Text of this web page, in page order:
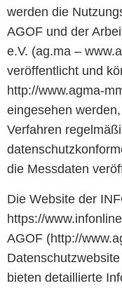
werden die
AGOF und der
e.V. (ag.ma –
veröffentlicht und
http://www.agma-
eingesehen
Verfahren
die Messdaten
Die Website der
https://
AGOF (http://
bieten detaillierte